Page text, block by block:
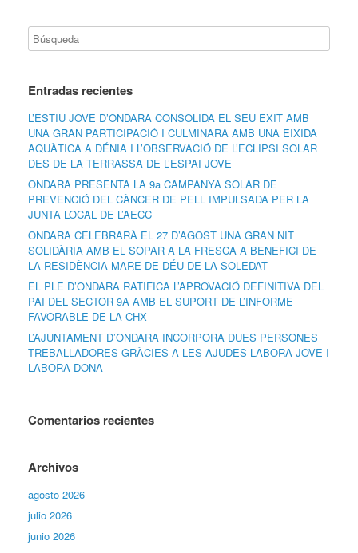
Entradas recientes
L’ESTIU JOVE D’ONDARA CONSOLIDA EL SEU ÈXIT AMB
UNA GRAN PARTICIPACIÓ I CULMINARÀ AMB UNA EIXIDA
AQUÀTICA A DÉNIA I L’OBSERVACIÓ DE L’ECLIPSI SOLAR
DES DE LA TERRASSA DE L’ESPAI JOVE
ONDARA PRESENTA LA 9a CAMPANYA SOLAR DE
PREVENCIÓ DEL CÀNCER DE PELL IMPULSADA PER LA
JUNTA LOCAL DE L’AECC
ONDARA CELEBRARÀ EL 27 D’AGOST UNA GRAN NIT
SOLIDÀRIA AMB EL SOPAR A LA FRESCA A BENEFICI DE
LA RESIDÈNCIA MARE DE DÉU DE LA SOLEDAT
EL PLE D’ONDARA RATIFICA L’APROVACIÓ DEFINITIVA DEL
PAI DEL SECTOR 9A AMB EL SUPORT DE L’INFORME
FAVORABLE DE LA CHX
L’AJUNTAMENT D’ONDARA INCORPORA DUES PERSONES
TREBALLADORES GRÀCIES A LES AJUDES LABORA JOVE I
LABORA DONA
Comentarios recientes
Archivos
agosto 2026
julio 2026
junio 2026